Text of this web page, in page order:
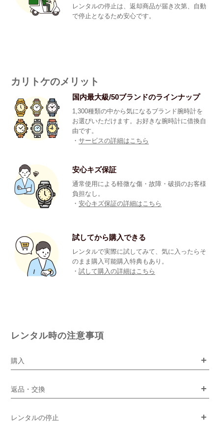
レンタルの停止は、返却商品が届き次第、自動
で停止となるため安心です。
カリトケのメリット
国内最大級/50ブランドのラインナップ
1,300種類の中から気になるブランド腕時計を
お選びいただけます。お好きな腕時計に借換自
由です。
・サービスの詳細はこちら
安心キズ保証
通常使用による軽微な傷・故障・破損のお客様
負担なし。
・安心キズ保証の詳細はこちら
試してから購入できる
レンタルで実際に試してみて、気に入ったらそ
のまま購入可能購入特典もあり。
・試して購入の詳細はこちら
レンタル時の注意事項
購入
返品・交換
レンタルの停止